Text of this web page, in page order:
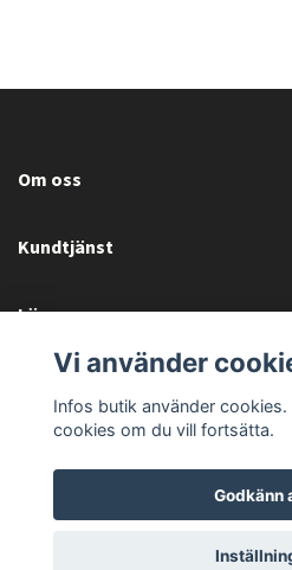
Om oss
Kundtjänst
Läs mer
Sociala medier
© 2026 ATV
Vi använder
Infos butik använder
cookies om du vill fortsätta.
Godkänn